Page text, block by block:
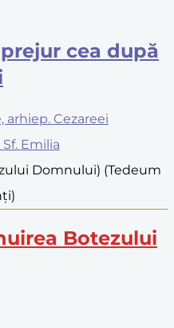
cea după
arhiep. Cezareei
Emilia
Domnului) (Tedeum
Botezului